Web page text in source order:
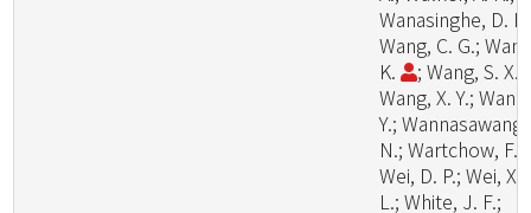
Wanasinghe, D.
Wang, C. G.;
K.
; Wang, S. X.;
Wang, X. Y.; Wang,
Y.; Wannasawang,
N.; Wartchow, F.;
Wei, D. P.; Wei, X.
L.; White, J. F.;